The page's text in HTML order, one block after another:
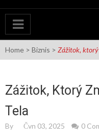
Home > Biznis > Zážitok, ktorý
Zážitok, Ktorý
Tela
By Čvn 03, 2025 0